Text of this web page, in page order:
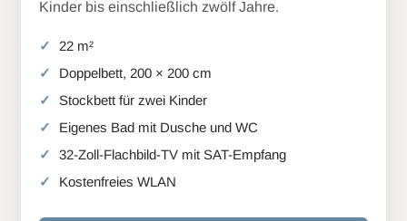
Kinder bis einschließlich zwölf Jahre.
22 m²
Doppelbett, 200 × 200 cm
Stockbett für zwei Kinder
Eigenes Bad mit Dusche und WC
32-Zoll-Flachbild-TV mit SAT-Empfang
Kostenfreies WLAN